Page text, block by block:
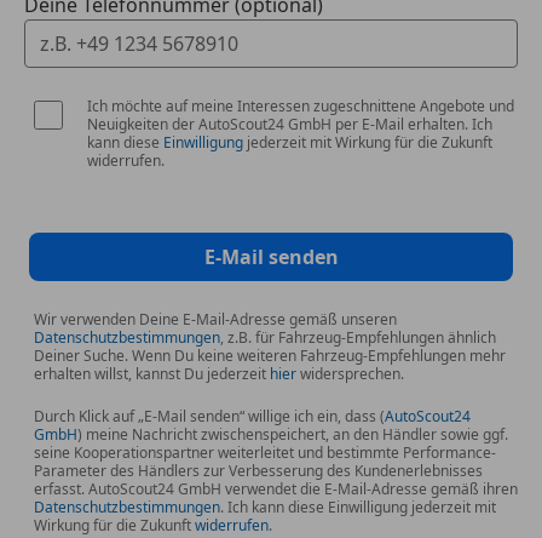
Touchscreen
Winterpaket
Gepäcksicherungsnetz
Geschwindigkeits-Begrenzeranlage (Automatic
Speed Limiter, ASL)
Geschwindigkeits-Regelanlage (Tempomat)
Getriebe Automatik - (8-Stufen)
Head-up-Display Advanced
Isofix-Aufnahmen für Kindersitz
Karosserie: 5-türig
Knieairbag Fahrerseite
Kopf-Schulter-Airbag vorn und hinten
Kühlergrill im Wabendesign
LED-Lichtsignatur
Lenkrad (Leder)
Lenkrad heizbar
Lenkrad mit Multifunktion
Ich möchte auf meine Interessen zugeschnittene Angebote und
Neuigkeiten der AutoScout24 GmbH per E-Mail erhalten. Ich
kann diese Einwilligung jederzeit mit Wirkung für die Zukunft
widerrufen.
E-Mail senden
Wir verwenden Deine E-Mail-Adresse gemäß unseren
Datenschutzbestimmungen, z.B. für Fahrzeug-Empfehlungen ähnlich
Deiner Suche. Wenn Du keine weiteren Fahrzeug-Empfehlungen mehr
erhalten willst, kannst Du jederzeit hierwidersprechen.
Durch Klick auf „E-Mail senden“ willige ich ein, dass (AutoScout24
GmbH) meine Nachricht zwischenspeichert, an den Händler sowie ggf.
seine Kooperationspartner weiterleitet und bestimmte Performance-
Parameter des Händlers zur Verbesserung des Kundenerlebnisses
erfasst. AutoScout24 GmbH verwendet die E-Mail-Adresse gemäß ihren
Datenschutzbestimmungen. Ich kann diese Einwilligung jederzeit mit
Wirkung für die Zukunftwiderrufen.